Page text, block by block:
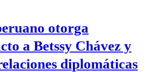
otorga
a Betssy Chávez y
diplomáticas